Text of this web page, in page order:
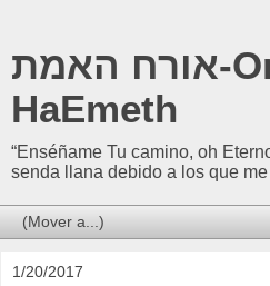
אורח האמת-Oraj
HaEmeth
“Enséñame Tu camino, oh
senda llana debido a los que
1/20/2017